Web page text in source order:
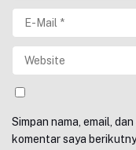
Simpan nama, email,
komentar saya